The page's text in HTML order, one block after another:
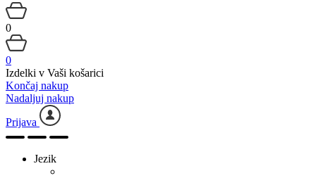
0
0
Izdelki v Vaši košarici
Končaj nakup
Nadaljuj nakup
Prijava
Jezik